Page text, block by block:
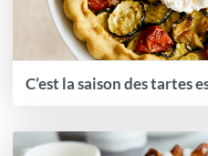
C’est la saison des tartes